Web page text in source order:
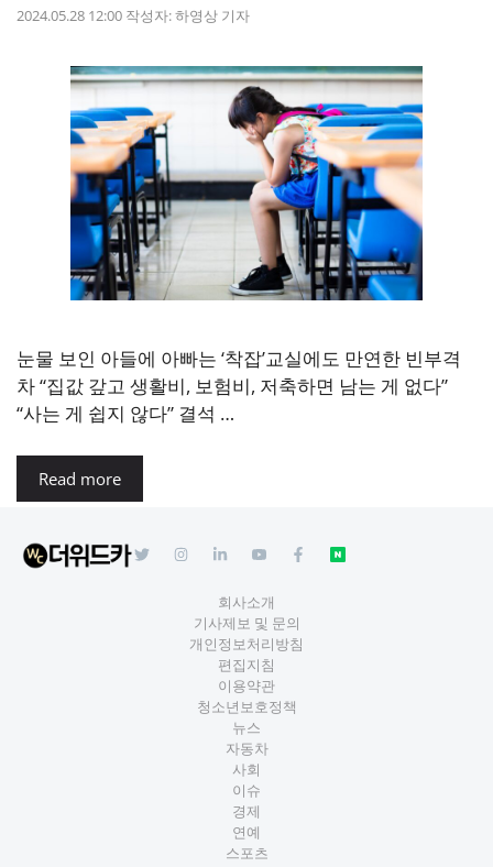
2024.05.28 12:00 작성자:하영상 기자
눈물 보인 아들에 아빠는 ‘착잡’교실에도 만연한 빈부격
차 “집값 갚고 생활비, 보험비, 저축하면 남는 게 없다”
“사는 게 쉽지 않다” 결석 …
Read more
회사소개
기사제보 및 문의
개인정보처리방침
편집지침
이용약관
청소년보호정책
뉴스
자동차
사회
이슈
경제
연예
스포츠